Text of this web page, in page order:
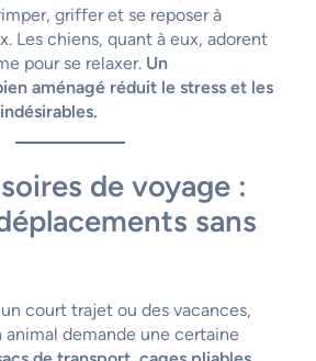
griffer et se reposer à
Les chiens, quant à eux, adorent
pour se relaxer. Un
aménagé réduit le stress et les
de voyage :
sans
court trajet ou des vacances,
animal demande une certaine